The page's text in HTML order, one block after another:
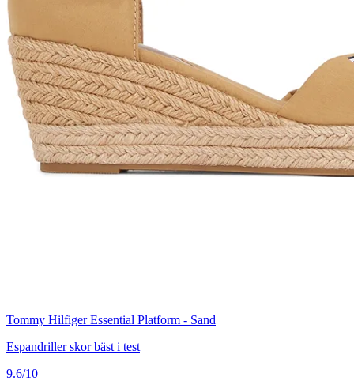
Tommy Hilfiger Essential Platform - Sand
Espandriller skor bäst i test
9.6/10